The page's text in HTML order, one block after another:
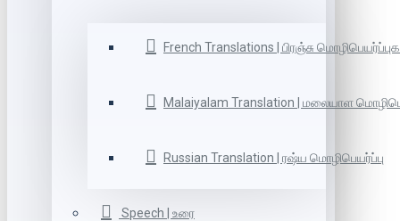
French Translations | பிரஞ்சு
Malaiyalam Translation | மலையாள
Russian Translation | ரஷ்ய மொழிபெயர்ப்பு
Speech | உரை